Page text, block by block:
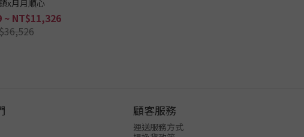
x月月順心
~ NT$11,326
顧客服務
運送服務方式